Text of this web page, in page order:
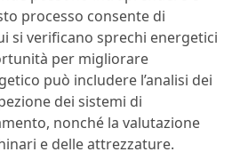
processo consente di
si verificano sprechi energetici
per migliorare
può includere l’analisi dei
dei sistemi di
nonché la valutazione
e delle attrezzature.